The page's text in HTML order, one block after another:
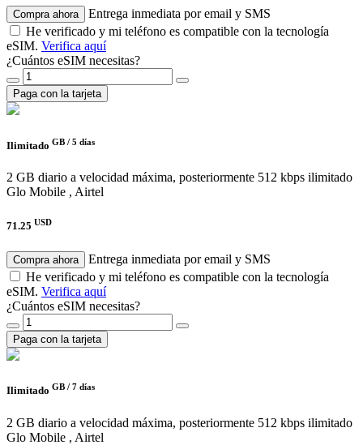
Compra ahora
Entrega inmediata por email y SMS
He verificado y mi teléfono es compatible con la tecnología
eSIM. Verifica aquí
¿Cuántos eSIM necesitas?
Paga con la tarjeta
Ilimitado GB / 5 días
2 GB diario a velocidad máxima, posteriormente 512 kbps ilimitado
Glo Mobile , Airtel
71.25 USD
Compra ahora
Entrega inmediata por email y SMS
He verificado y mi teléfono es compatible con la tecnología
eSIM. Verifica aquí
¿Cuántos eSIM necesitas?
Paga con la tarjeta
Ilimitado GB / 7 días
2 GB diario a velocidad máxima, posteriormente 512 kbps ilimitado
Glo Mobile , Airtel